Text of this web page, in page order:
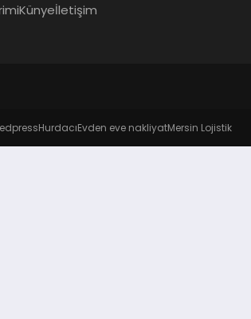
Künyeİletişim
HurdacıEvden eve nakliyatMersin Lojistik